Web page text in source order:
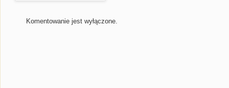
Komentowanie jest wyłączone.